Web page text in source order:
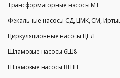
Трансформаторные насосы МТ
Фекальные насосы СД, ЦМК, СМ,
Циркуляционные насосы ЦНЛ
Шламовые насосы 6Ш8
Шламовые насосы ВШН